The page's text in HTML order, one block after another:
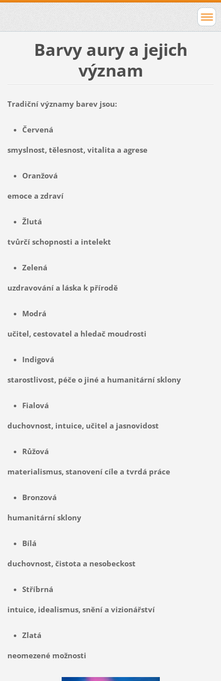
Barvy aury a jejich
význam
Tradiční významy barev jsou:
Červená
smyslnost, tělesnost, vitalita a agrese
Oranžová
emoce a zdraví
Žlutá
tvůrčí schopnosti a intelekt
Zelená
uzdravování a láska k přírodě
Modrá
učitel, cestovatel a hledač moudrosti
Indigová
starostlivost, péče o jiné a humanitární sklony
Fialová
duchovnost, intuice, učitel a jasnovidost
Růžová
materialismus, stanovení cíle a tvrdá práce
Bronzová
humanitární sklony
Bílá
duchovnost, čistota a nesobeckost
Stříbrná
intuice, idealismus, snění a vizionářství
Zlatá
neomezené možnosti